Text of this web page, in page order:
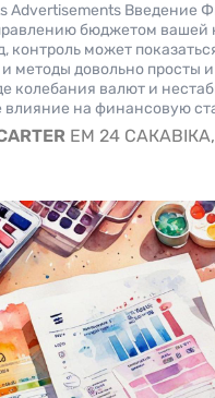
Advertisements Введение
бюджетом
контроль может
методы довольно просты
колебания валют и
влияние на финансовую
EM 24